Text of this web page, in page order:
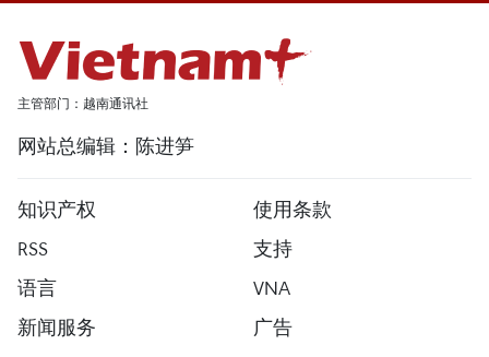
主管部门：越南通讯社
网站总编辑：陈进笋
知识产权
使用条款
RSS
支持
语言
VNA
新闻服务
广告